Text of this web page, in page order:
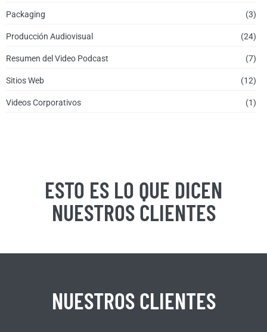
Packaging (3)
Producción Audiovisual (24)
Resumen del Video Podcast (7)
Sitios Web (12)
Videos Corporativos (1)
ESTO ES LO QUE DICEN
NUESTROS CLIENTES
NUESTROS CLIENTES